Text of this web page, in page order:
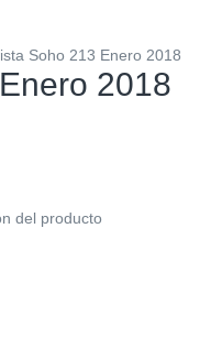
Soho 213 Enero 2018
2018
del producto